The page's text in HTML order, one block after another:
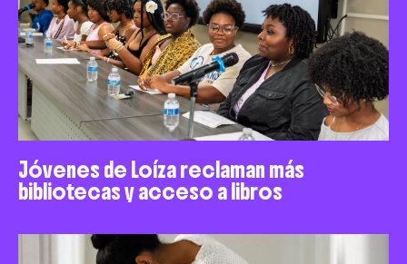
Jóvenes de Loíza reclaman más
bibliotecas y acceso a libros